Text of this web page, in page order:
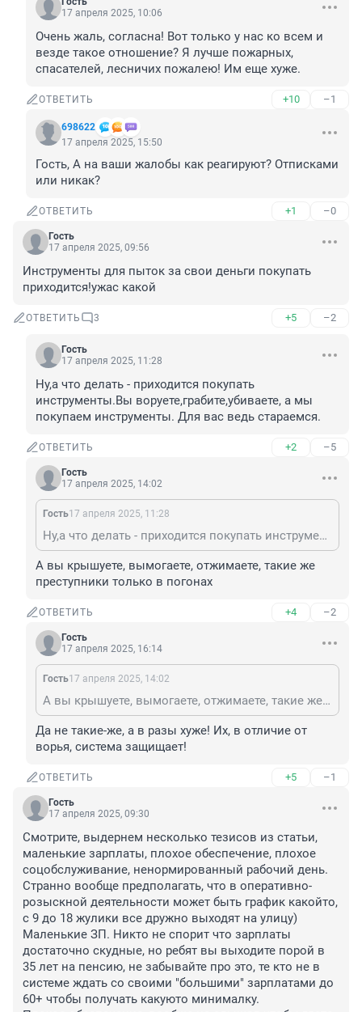
17 апреля 2025, 10:06
Очень жаль, согласна! Вот только у нас ко всем и
везде такое отношение? Я лучше пожарных,
спасателей, лесничих пожалею! Им еще хуже.
ОТВЕТИТЬ +10 –1
698622
17 апреля 2025, 15:50
Гость, А на ваши жалобы как реагируют? Отписками
или никак?
ОТВЕТИТЬ +1 –0
Гость
17 апреля 2025, 09:56
Инструменты для пыток за свои деньги покупать
приходится!ужас какой
ОТВЕТИТЬ 3 +5 –2
Гость
17 апреля 2025, 11:28
Ну,а что делать - приходится покупать
инструменты.Вы воруете,грабите,убиваете, а мы
покупаем инструменты. Для вас ведь стараемся.
ОТВЕТИТЬ +2 –5
Гость
17 апреля 2025, 14:02
Гость17 апреля 2025, 11:28
Ну,а что делать - приходится покупать инструменты.Вы воруете,грабите,убиваете, а мы покупаем инструменты. Для вас ведь стараемся.
А вы крышуете, вымогаете, отжимаете, такие же
преступники только в погонах
ОТВЕТИТЬ +4 –2
Гость
17 апреля 2025, 16:14
Гость17 апреля 2025, 14:02
А вы крышуете, вымогаете, отжимаете, такие же преступники только в погонах
Да не такие-же, а в разы хуже! Их, в отличие от
ворья, система защищает!
ОТВЕТИТЬ +5 –1
Гость
17 апреля 2025, 09:30
Смотрите, выдернем несколько тезисов из статьи,
маленькие зарплаты, плохое обеспечение, плохое
соцобслуживание, ненормированный рабочий день.
Странно вообще предполагать, что в оперативно-
розыскной деятельности может быть график какойто,
с 9 до 18 жулики все дружно выходят на улицу)
Маленькие ЗП. Никто не спорит что зарплаты
достаточно скудные, но ребят вы выходите порой в
35 лет на пенсию, не забывайте про это, те кто не в
системе ждать со своими "большими" зарплатами до
60+ чтобы получать какуюто минималку.